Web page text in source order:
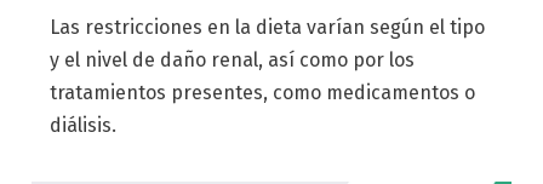
Las restricciones en la dieta varían según el tipo
y el nivel de daño renal, así como por los
tratamientos presentes, como medicamentos o
diálisis.